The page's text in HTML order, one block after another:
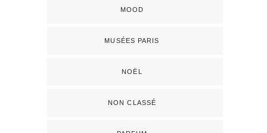
MOOD
MUSÉES PARIS
NOËL
NON CLASSÉ